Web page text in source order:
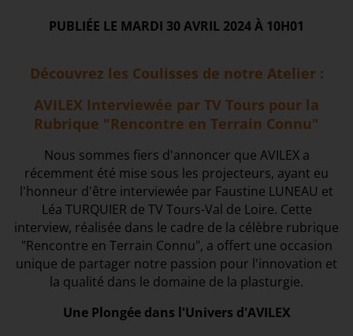
PUBLIÉE LE MARDI 30 AVRIL 2024 À 10H01
Découvrez les Coulisses de notre Atelier :
AVILEX Interviewée par TV Tours pour la
Rubrique "Rencontre en Terrain Connu"
Nous sommes fiers d'annoncer que AVILEX a
récemment été mise sous les projecteurs, ayant eu
l'honneur d'être interviewée par Faustine LUNEAU et
Léa TURQUIER de TV Tours-Val de Loire. Cette
interview, réalisée dans le cadre de la célèbre rubrique
"Rencontre en Terrain Connu", a offert une occasion
unique de partager notre passion pour l'innovation et
la qualité dans le domaine de la plasturgie.
Une Plongée dans l'Univers d'AVILEX